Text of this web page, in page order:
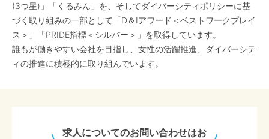
(3つ星)」「くるみん」を、そしてダイバーシティポリシーに基
づく取り組みの一部として「D＆Iアワード＜ベストワークプレイ
ス＞」「PRIDE指標＜シルバー＞」を取得しています。
誰もが働きやすい会社を目指し、女性の活躍推進、ダイバーシテ
ィの推進に積極的に取り組んでいます。
求人についてのお問い合わせはお